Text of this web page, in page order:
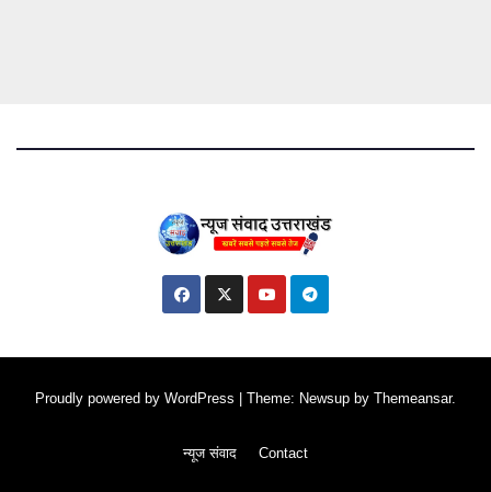
Proudly powered by WordPress | Theme: Newsup by Themeansar.
न्यूज संवाद Contact